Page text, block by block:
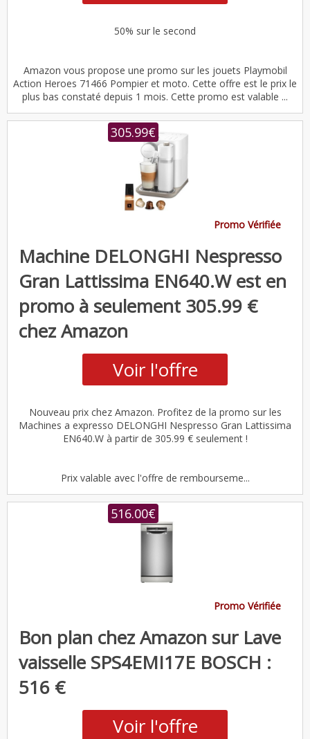
50% sur le second
Amazon vous propose une promo sur les jouets Playmobil
Action Heroes 71466 Pompier et moto. Cette offre est le prix le
plus bas constaté depuis 1 mois. Cette promo est valable ...
305.99€
Promo Vérifiée
Machine DELONGHI Nespresso
Gran Lattissima EN640.W est en
promo à seulement 305.99 €
chez Amazon
Voir l'offre
Nouveau prix chez Amazon. Profitez de la promo sur les
Machines a expresso DELONGHI Nespresso Gran Lattissima
EN640.W à partir de 305.99 € seulement !
Prix valable avec l'offre de rembourseme...
516.00€
Promo Vérifiée
Bon plan chez Amazon sur Lave
vaisselle SPS4EMI17E BOSCH :
516 €
Voir l'offre